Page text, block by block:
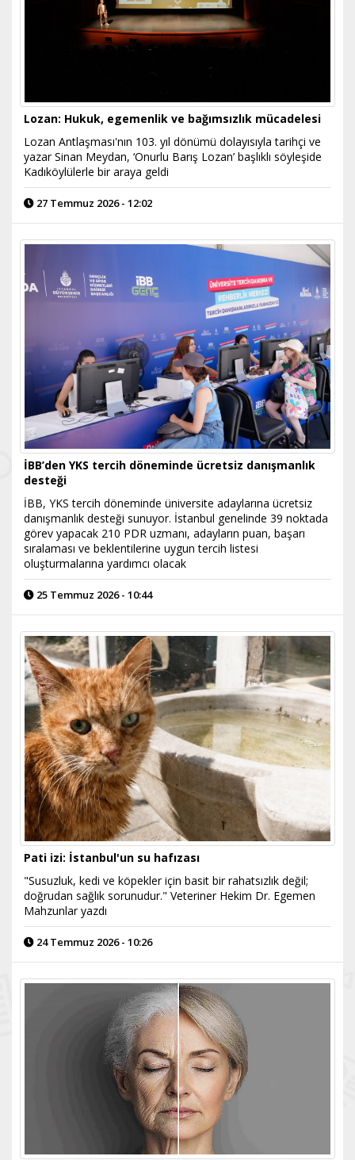
Lozan: Hukuk, egemenlik ve bağımsızlık mücadelesi
Lozan Antlaşması'nın 103. yıl dönümü dolayısıyla tarihçi ve
yazar Sinan Meydan, ‘Onurlu Barış Lozan’ başlıklı söyleşide
Kadıköylülerle bir araya geldi
27 Temmuz 2026 - 12:02
İBB’den YKS tercih döneminde ücretsiz danışmanlık
desteği
İBB, YKS tercih döneminde üniversite adaylarına ücretsiz
danışmanlık desteği sunuyor. İstanbul genelinde 39 noktada
görev yapacak 210 PDR uzmanı, adayların puan, başarı
sıralaması ve beklentilerine uygun tercih listesi
oluşturmalarına yardımcı olacak
25 Temmuz 2026 - 10:44
Pati izi: İstanbul'un su hafızası
"Susuzluk, kedi ve köpekler için basit bir rahatsızlık değil;
doğrudan sağlık sorunudur." Veteriner Hekim Dr. Egemen
Mahzunlar yazdı
24 Temmuz 2026 - 10:26